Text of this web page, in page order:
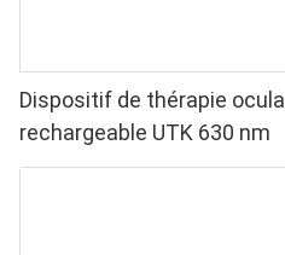
Dispositif de thérapie
rechargeable UTK 630 nm